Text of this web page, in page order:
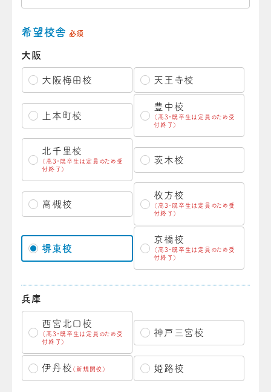
希望校舎 必須
大阪
大阪梅田校 天王寺校
上本町校
豊中校
（高3・既卒生は定員のため受
付終了）
北千里校
（高3・既卒生は定員のため受
付終了）
茨木校
高槻校
枚方校
（高3・既卒生は定員のため受
付終了）
堺東校
京橋校
（高3・既卒生は定員のため受
付終了）
兵庫
西宮北口校
（高3・既卒生は定員のため受
付終了）
神戸三宮校
伊丹校 （新規開校） 姫路校